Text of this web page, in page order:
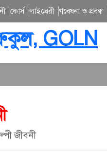
কোর্স লাইব্রেরী গবেষনা ও প্রবন্ধ
GOLN
জীবনী